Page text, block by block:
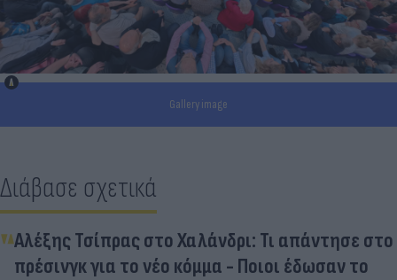
Gallery image
Διάβασε σχετικά
Αλέξης Τσίπρας στο Χαλάνδρι: Τι απάντησε στο
πρέσινγκ για το νέο κόμμα - Ποιοι έδωσαν το